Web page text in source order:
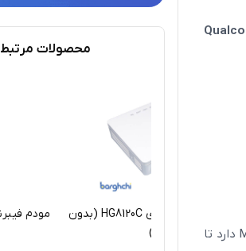
نسخه Home از ویندوز 11 نیاز به اتصال به اینترنت و اکانت میکروسافت یا MSA دارد تا
محصولات مرتبط
مودم فیبرنوری هوآوی EchoLife HG8245C